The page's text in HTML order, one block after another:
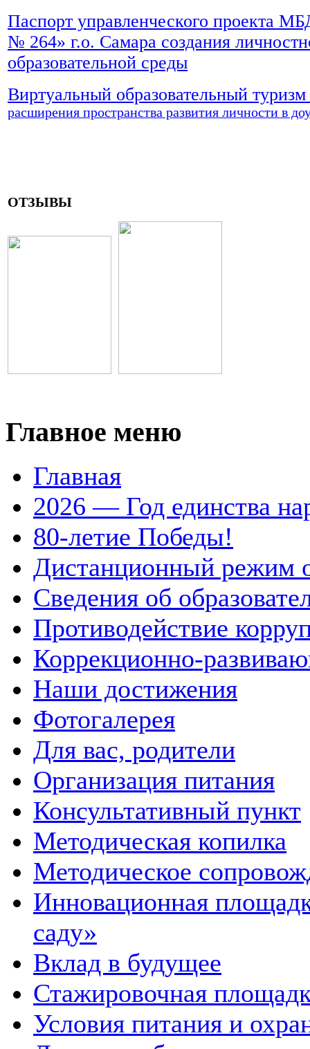
Паспорт управленческого проекта
№ 264» г.о. Самара создания
образовательной среды
Виртуальный образовательный туризм
расширения пространства развития личности в
ОТЗЫВЫ
Главное меню
Главная
2026 — Год единства
80-летие Победы!
Дистанционный режим
Сведения об
Противодействие
Коррекционно-
Наши достижения
Фотогалерея
Для вас, родители
Организация питания
Консультативный пункт
Методическая копилка
Методическое
Инновационная
саду»
Вклад в будущее
Стажировочная
Условия питания и